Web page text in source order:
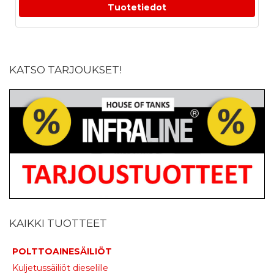
Tuotetiedot
KATSO TARJOUKSET!
KAIKKI TUOTTEET
POLTTOAINESÄILIÖT
Kuljetussäiliöt dieselille